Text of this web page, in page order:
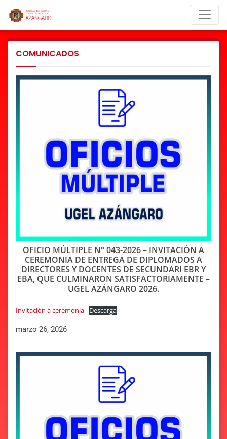
COMUNICADOS
OFICIO MÚLTIPLE N° 043-2026 – INVITACIÓN A
CEREMONIA DE ENTREGA DE DIPLOMADOS A
DIRECTORES Y DOCENTES DE SECUNDARI EBR Y
EBA, QUE CULMINARON SATISFACTORIAMENTE –
UGEL AZÁNGARO 2026.
Invitación a ceremonia Descarga
marzo 26, 2026